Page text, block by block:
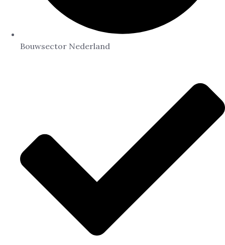
Bouwsector Nederland